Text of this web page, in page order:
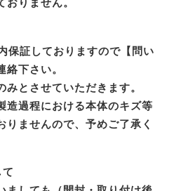
保証しておりますので【問い
下さい。
とさせていただきます。
造過程における本体のキズ等
りませんので、予めご了承く